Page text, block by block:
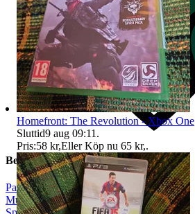
Beskrivning
Partyspel|
Musik/Dans|
Homefront: The Revolution - Xbox One
Sluttid9 aug 09:11 .
Pris:58 kr,Eller Köp nu 65 kr,.